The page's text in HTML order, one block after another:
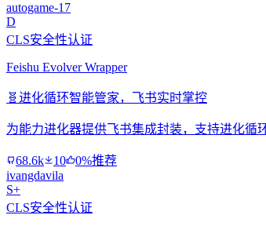
autogame-17
D
CLS安全性认证
Feishu Evolver Wrapper
🧬 进化循环智能管家，飞书实时掌控
为能力进化器提供飞书集成封装，支持进化循
68.6k 10
0%推荐
ivangdavila
S+
CLS安全性认证